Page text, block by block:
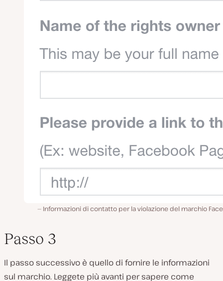
Informazioni di contatto per la violazione del marchio
Passo 3
Il passo successivo è quello di fornire le informazioni
sul marchio. Leggete più avanti per sapere come